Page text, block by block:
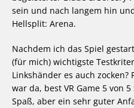
sein und nach langem hin
Hellsplit: Arena.
Nachdem ich das Spiel
(für mich) wichtigste
Linkshänder es auch zocken?
war da, best VR Game 5 von
Spaß, aber ein sehr guter